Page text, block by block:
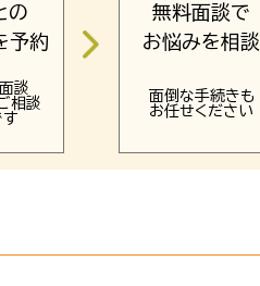
の
予約
談
相談
す
無料面談で
お悩みを相談
面倒な手続きも
お任せください